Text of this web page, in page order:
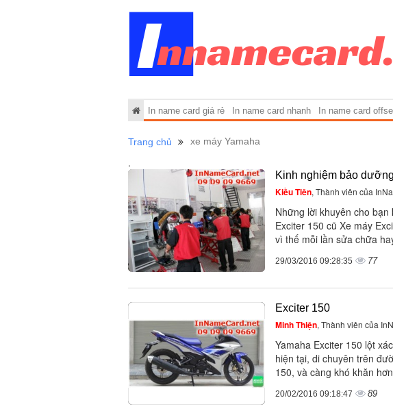
In name card giá rẻ In name card nhanh In name card
Trang chủ xe máy Yamaha
.
Kinh nghiệm bảo
Kiều Tiên, Thành viên của
Những lời khuyên cho
Exciter 150 cũ Xe máy
vì thế mỗi lần sửa chữa
29/03/2016 09:28:35 77
Exciter 150
Minh Thiện, Thành viên của
Yamaha Exciter 150 lột
hiện tại, di chuyên trên
150, và càng khó khăn
20/02/2016 09:18:47 89